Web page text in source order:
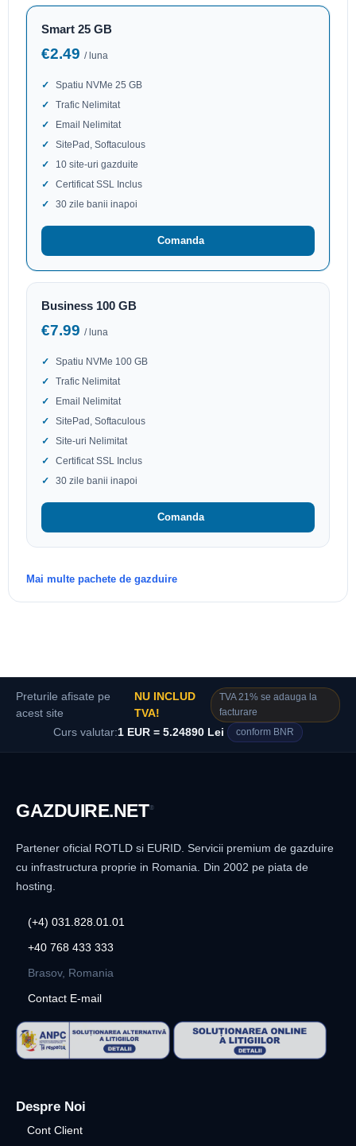
Smart 25 GB
€2.49 / luna
Spatiu NVMe 25 GB
Trafic Nelimitat
Email Nelimitat
SitePad, Softaculous
10 site-uri gazduite
Certificat SSL Inclus
30 zile banii inapoi
Comanda
Business 100 GB
€7.99 / luna
Spatiu NVMe 100 GB
Trafic Nelimitat
Email Nelimitat
SitePad, Softaculous
Site-uri Nelimitat
Certificat SSL Inclus
30 zile banii inapoi
Comanda
Mai multe pachete de gazduire
Preturile afisate pe
acest site
NU INCLUD
TVA!
TVA 21% se adauga la
facturare
Curs valutar:1 EUR = 5.24890 Lei conform BNR
GAZDUIRE.NET®
Partener oficial ROTLD si EURID. Servicii premium de gazduire
cu infrastructura proprie in Romania. Din 2002 pe piata de
hosting.
(+4) 031.828.01.01
+40 768 433 333
Brasov, Romania
Contact E-mail
Despre Noi
Cont Client